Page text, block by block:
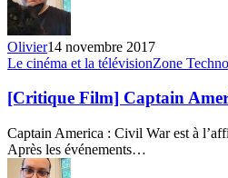
Ray
Olivier14 novembre 2017
[Critique
Captain
America :
Civil
War
Le cinéma et la télévisionZone
[Critique Film] Captain
Captain America : Civil War est à
Après les événements…